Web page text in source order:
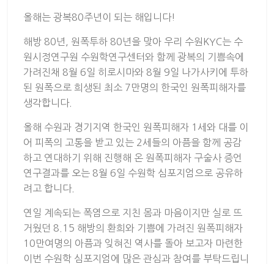
올해는 광복80주년이 되는 해입니다!
해방 80년, 원폭투하 80년을 맞아 우리 수원KYC는 수
원시정연구원 수원학연구센터와 함께 광복의 기쁨속에
가려진채 8월 6일 히로시마와 8월 9일 나가사키에 투하
된 원폭으로 희생된 최소 7만명의 한국인 원폭피해자를
생각합니다.
올해 수원과 경기지역 한국인 원폭피해자 1세와 대를 이
어 피폭의 고통을 받고 있는 2세들의 아픔을 함께 공감
하고 연대하기 위해 진행해 온 원폭피해자 구술사 증언
연구결과를 오는 8월 6일 수원학 심포지엄으로 공유하
려고 합니다.
연일 계속되는 폭염으로 지친 몸과 마음이지만 실로 뜨
거웠던 8.15 해방의 환희와 기쁨에 가려진 원폭피해자
10만여명의 아픔과 잊혀진 역사를 돌아 보고자 마련한
이번 수원학 심포지엄에 많은 관심과 참여를 부탁드립니